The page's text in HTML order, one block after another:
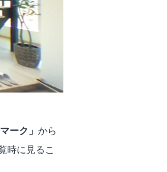
ーク」 から
時に見るこ